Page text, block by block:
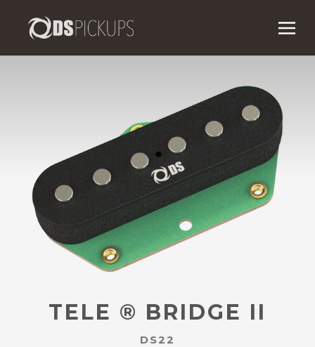
TELE ® BRIDGE II
DS22